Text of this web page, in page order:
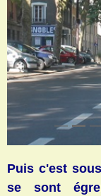
Puis c'est
se sont